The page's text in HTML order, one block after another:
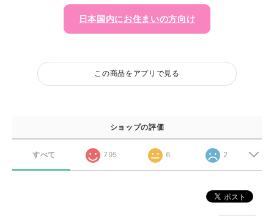
日本国内にお住まいの方向け
この商品をアプリで見る
ショップの評価
すべて 795 6 2